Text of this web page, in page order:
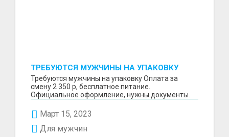
ТРЕБУЮТСЯ МУЖЧИНЫ НА УПАКОВКУ
Требуются мужчины на упаковку Оплата за
смену 2 350 р, бесплатное питание.
Официальное оформление, нужны документы.
Март 15, 2023
Для мужчин